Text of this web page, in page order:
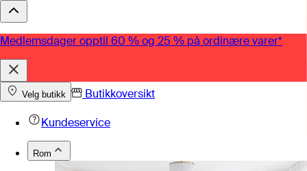
Medlemsdager opptil 60 % og 25 % på ordinære varer*
Velg butikk
Butikkoversikt
Kundeservice
Rom